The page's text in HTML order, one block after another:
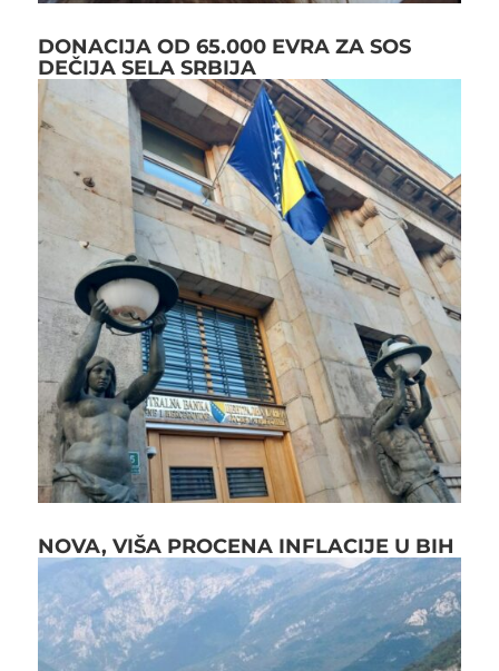
DONACIJA OD 65.000 EVRA ZA SOS
DEČIJA SELA SRBIJA
NOVA, VIŠA PROCENA INFLACIJE U BIH